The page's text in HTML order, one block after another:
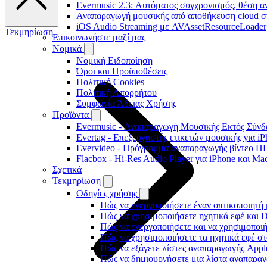
Evermusic 2.3: Αυτόματος συγχρονισμός, θέση
Αναπαραγωγή μουσικής από αποθήκευση cloud
iOS Audio Streaming με AVAssetResourceLoader
Επικοινωνήστε μαζί μας
Νομικά
Νομική Ειδοποίηση
Όροι και Προϋποθέσεις
Πολιτική Cookies
Πολιτική Απορρήτου
Συμφωνία Άδειας Χρήσης
Προϊόντα
Evermusic - Αναπαραγωγή Μουσικής Εκτός
Evertag - Επεξεργαστής ετικετών μουσικής για
Evervideo - Πρόγραμμα αναπαραγωγής βίντεο
Flacbox - Hi-Res Audio Player για iPhone και
Σχετικά
Τεκμηρίωση
Οδηγίες χρήσης
Πώς να ενεργοποιήσετε έναν
Πώς να χρησιμοποιήσετε ηχητικά εφέ
Πώς να ενεργοποιήσετε και να
Πώς να χρησιμοποιήσετε τα ηχητικά εφέ
Πώς να εξάγετε λίστες αναπαραγωγής
Πώς να δημιουργήσετε μια λίστα
Τεκμηρίωση